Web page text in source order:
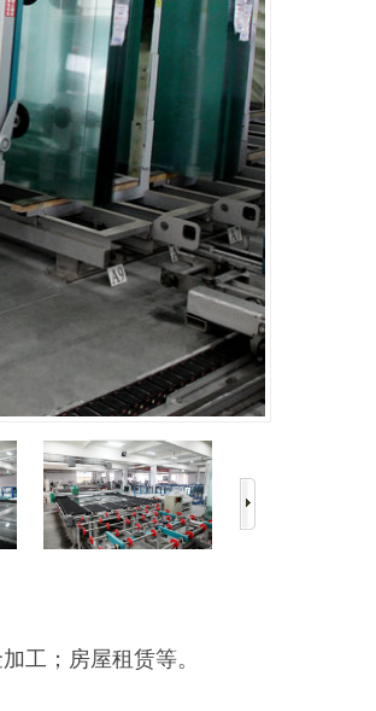
工；房屋租赁等。